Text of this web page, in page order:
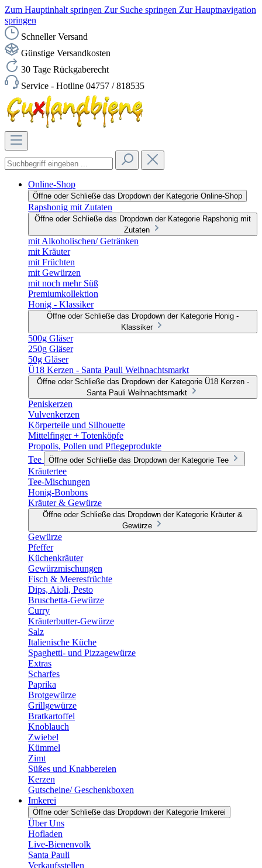
Zum Hauptinhalt springen Zur Suche springen Zur Hauptnavigation
springen
Schneller Versand
Günstige Versandkosten
30 Tage Rückgaberecht
Service - Hotline 04757 / 818535
Online-Shop
Öffne oder Schließe das Dropdown der Kategorie Online-Shop
Rapshonig mit Zutaten
Öffne oder Schließe das Dropdown der Kategorie Rapshonig mit
Zutaten
mit Alkoholischen/ Getränken
mit Kräuter
mit Früchten
mit Gewürzen
mit noch mehr Süß
Premiumkollektion
Honig - Klassiker
Öffne oder Schließe das Dropdown der Kategorie Honig -
Klassiker
500g Gläser
250g Gläser
50g Gläser
Ü18 Kerzen - Santa Pauli Weihnachtsmarkt
Öffne oder Schließe das Dropdown der Kategorie Ü18 Kerzen -
Santa Pauli Weihnachtsmarkt
Peniskerzen
Vulvenkerzen
Körperteile und Silhouette
Mittelfinger + Totenköpfe
Propolis, Pollen und Pflegeprodukte
Tee
Öffne oder Schließe das Dropdown der Kategorie Tee
Kräutertee
Tee-Mischungen
Honig-Bonbons
Kräuter & Gewürze
Öffne oder Schließe das Dropdown der Kategorie Kräuter &
Gewürze
Gewürze
Pfeffer
Küchenkräuter
Gewürzmischungen
Fisch & Meeresfrüchte
Dips, Aioli, Pesto
Bruschetta-Gewürze
Curry
Kräuterbutter-Gewürze
Salz
Italienische Küche
Spaghetti- und Pizzagewürze
Extras
Scharfes
Paprika
Brotgewürze
Grillgewürze
Bratkartoffel
Knoblauch
Zwiebel
Kümmel
Zimt
Süßes und Knabbereien
Kerzen
Gutscheine/ Geschenkboxen
Imkerei
Öffne oder Schließe das Dropdown der Kategorie Imkerei
Über Uns
Hofladen
Live-Bienenvolk
Santa Pauli
Verkaufsstellen